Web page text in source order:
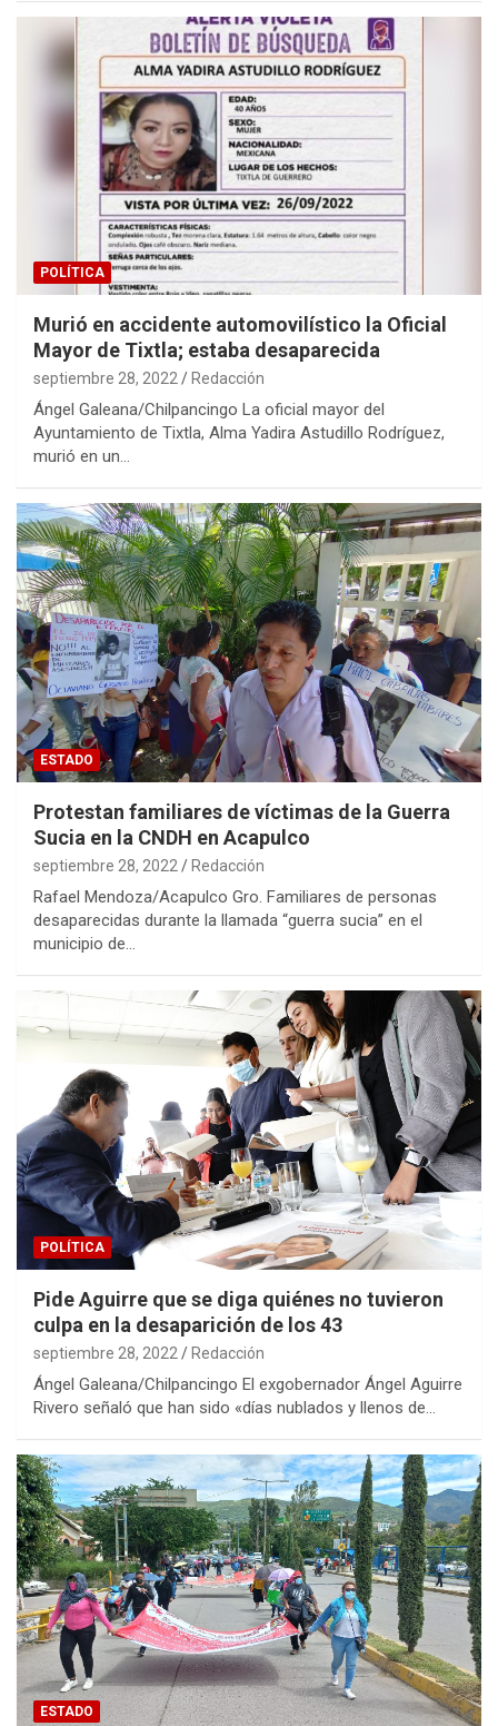
POLÍTICA
Murió en accidente automovilístico la Oficial
Mayor de Tixtla; estaba desaparecida
septiembre 28, 2022 Redacción
Ángel Galeana/Chilpancingo La oficial mayor del
Ayuntamiento de Tixtla, Alma Yadira Astudillo Rodríguez,
murió en un…
ESTADO
Protestan familiares de víctimas de la Guerra
Sucia en la CNDH en Acapulco
septiembre 28, 2022 Redacción
Rafael Mendoza/Acapulco Gro. Familiares de personas
desaparecidas durante la llamada “guerra sucia” en el
municipio de…
POLÍTICA
Pide Aguirre que se diga quiénes no tuvieron
culpa en la desaparición de los 43
septiembre 28, 2022 Redacción
Ángel Galeana/Chilpancingo El exgobernador Ángel Aguirre
Rivero señaló que han sido «días nublados y llenos de…
ESTADO